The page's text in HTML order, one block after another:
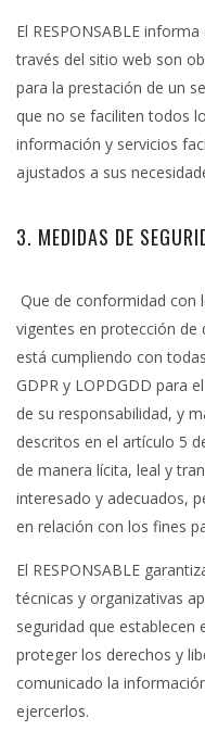
El RESPONSABLE
través del sitio web son
para la prestación de un
que no se faciliten todos
información y servicios
ajustados a sus
3. MEDIDAS DE
Que de conformidad con
vigentes en protección de
está cumpliendo con
GDPR y LOPDGDD para
de su responsabilidad, y
descritos en el artículo 5
de manera lícita, leal y
interesado y adecuados,
en relación con los fines
El RESPONSABLE
técnicas y organizativas
seguridad que establecen
proteger los derechos y
comunicado la
ejercerlos.